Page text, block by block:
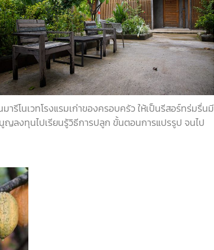
ารีโนเวทโรงแรมเก่าของครอบครัวให้เป็นรีสอร์ทร่มรื่นมี
ญลงทุนไปเรียนรู้วิธีการปลูก ขั้นตอนการแปรรูป จนไป